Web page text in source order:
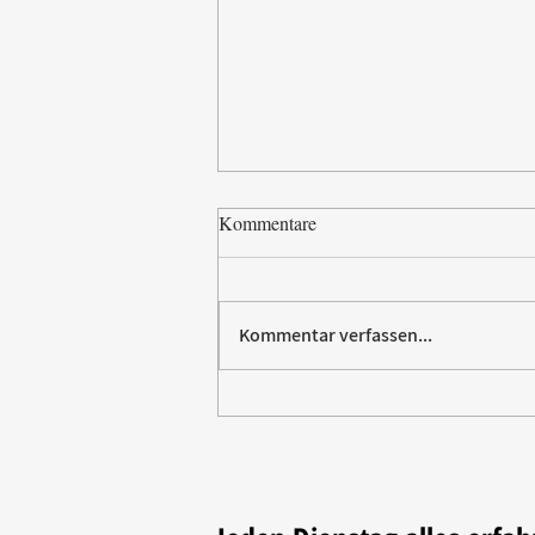
Paw Patrol erobert die
Kommentare
Kommentar verfassen...